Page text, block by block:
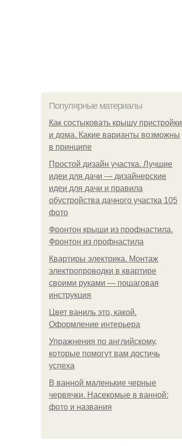
Популярные материалы
Как состыковать крышу пристройки
и дома. Какие варианты возможны
в принципе
Простой дизайн участка. Лучшие
идеи для дачи — дизайнерские
идеи для дачи и правила
обустройства дачного участка 105
фото
Фронтон крыши из профнастила.
Фронтон из профнастила
Квартиры электрика. Монтаж
электропроводки в квартире
своими руками — пошаговая
инструкция
Цвет ваниль это, какой.
Оформление интерьера
Упражнения по английскому,
которые помогут вам достичь
успеха
В ванной маленькие черные
червячки. Насекомые в ванной:
фото и названия